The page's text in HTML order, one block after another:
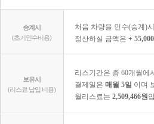
승계시
(초기인수비용)
처음 차량을 인수(승계)시
정산하실 금액은 +
보유시
(리스료 납입 비용)
리스기간은 총 60개월에
결제일은 매월 5일 이며
월리스료는 2,509,466원